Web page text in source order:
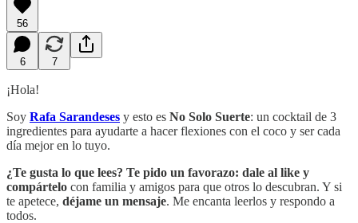
56
6 7
¡Hola!
Soy Rafa Sarandeses y esto es No Solo Suerte: un cocktail de 3
ingredientes para ayudarte a hacer flexiones con el coco y ser cada
día mejor en lo tuyo.
¿Te gusta lo que lees? Te pido un favorazo: dale al like y
compártelo con familia y amigos para que otros lo descubran. Y si
te apetece, déjame un mensaje. Me encanta leerlos y respondo a
todos.